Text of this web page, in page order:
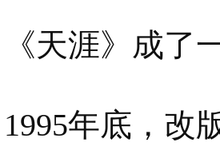
《天涯》成了
1995年底，改